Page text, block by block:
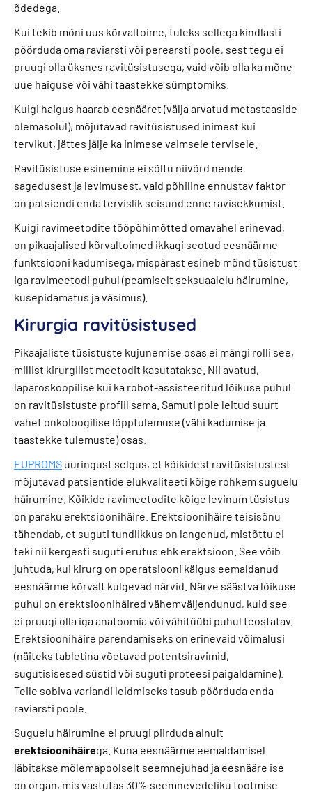
õdedega.
Kui tekib mõni uus kõrvaltoime, tuleks sellega kindlasti
pöörduda oma raviarsti või perearsti poole, sest tegu ei
pruugi olla üksnes ravitüsistusega, vaid võib olla ka mõne
uue haiguse või vähi taastekke sümptomiks.
Kuigi haigus haarab eesnääret (välja arvatud metastaaside
olemasolul), mõjutavad ravitüsistused inimest kui
tervikut, jättes jälje ka inimese vaimsele tervisele.
Ravitüsistuse esinemine ei sõltu niivõrd nende
sagedusest ja levimusest, vaid põhiline ennustav faktor
on patsiendi enda tervislik seisund enne ravisekkumist.
Kuigi ravimeetodite tööpõhimõtted omavahel erinevad,
on pikaajalised kõrvaltoimed ikkagi seotud eesnäärme
funktsiooni kadumisega, mispärast esineb mõnd tüsistust
iga ravimeetodi puhul (peamiselt seksuaalelu häirumine,
kusepidamatus ja väsimus).
Kirurgia ravitüsistused
Pikaajaliste tüsistuste kujunemise osas ei mängi rolli see,
millist kirurgilist meetodit kasutatakse. Nii avatud,
laparoskoopilise kui ka robot-assisteeritud lõikuse puhul
on ravitüsistuste profiil sama. Samuti pole leitud suurt
vahet onkoloogilise lõpptulemuse (vähi kadumise ja
taastekke tulemuste) osas.
EUPROMS uuringust selgus, et kõikidest ravitüsistustest
mõjutavad patsientide elukvaliteeti kõige rohkem suguelu
häirumine. Kõikide ravimeetodite kõige levinum tüsistus
on paraku erektsioonihäire. Erektsioonihäire teisisõnu
tähendab, et suguti tundlikkus on langenud, mistõttu ei
teki nii kergesti suguti erutus ehk erektsioon. See võib
juhtuda, kui kirurg on operatsiooni käigus eemaldanud
eesnäärme kõrvalt kulgevad närvid. Närve säästva lõikuse
puhul on erektsioonihäired vähemväljendunud, kuid see
ei pruugi olla iga anatoomia või vähitüübi puhul teostatav.
Erektsioonihäire parendamiseks on erinevaid võimalusi
(näiteks tabletina võetavad potentsiravimid,
sugutisisesed süstid või suguti proteesi paigaldamine).
Teile sobiva variandi leidmiseks tasub pöörduda enda
raviarsti poole.
Suguelu häirumine ei pruugi piirduda ainult
erektsioonihäirega. Kuna eesnäärme eemaldamisel
läbitakse mõlemapoolselt seemnejuhad ja eesnääre ise
on organ, mis vastutas 30% seemnevedeliku tootmise